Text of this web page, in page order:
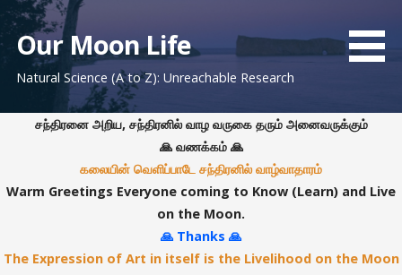
n
n
Our Moon Life
Natural Science (A to Z): Unreachable Research
சந்திரனை அறிய, சந்திரனில் வாழ வருகை தரும் அனைவருக்கும்
🙏 வணக்கம் 🙏
கலையின் வெளிப்பாடே சந்திரனில் வாழ்வாதாரம்
Warm Greetings Everyone coming to Know (Learn) and Live
on the Moon.
🙏 Thanks 🙏
The Expression of Art in itself is the Livelihood on the Moon